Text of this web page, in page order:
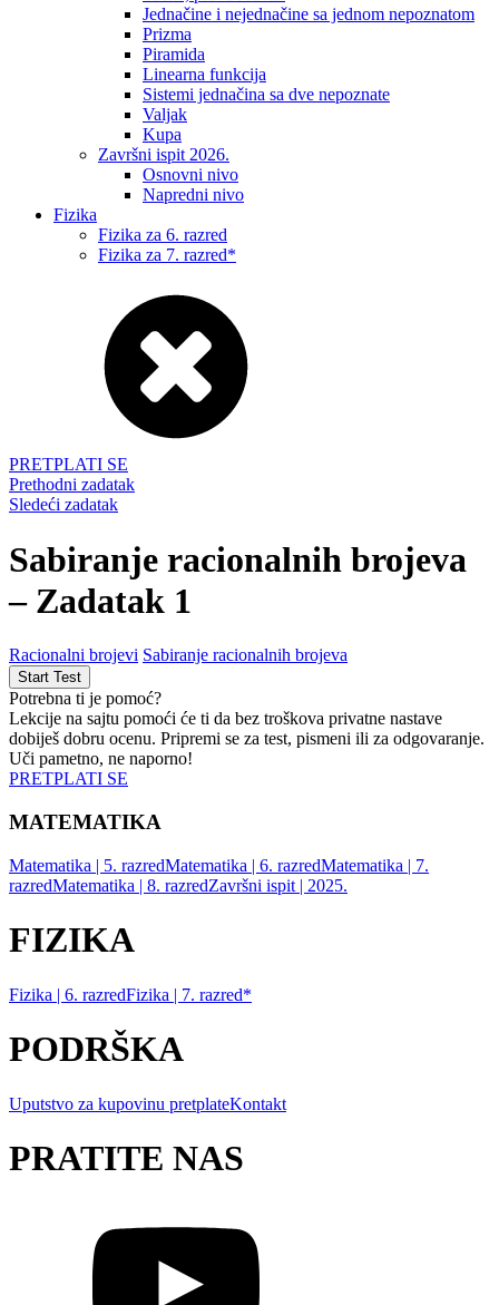
Jednačine i nejednačine sa jednom nepoznatom
Prizma
Piramida
Linearna funkcija
Sistemi jednačina sa dve nepoznate
Valjak
Kupa
Završni ispit 2026.
Osnovni nivo
Napredni nivo
Fizika
Fizika za 6. razred
Fizika za 7. razred*
PRETPLATI SE
Prethodni zadatak
Sledeći zadatak
Sabiranje racionalnih brojeva
– Zadatak 1
Racionalni brojevi Sabiranje racionalnih brojeva
Potrebna ti je pomoć?
Lekcije na sajtu pomoći će ti da bez troškova privatne nastave
dobiješ dobru ocenu. Pripremi se za test, pismeni ili za odgovaranje.
Uči pametno, ne naporno!
PRETPLATI SE
MATEMATIKA
Matematika | 5. razredMatematika | 6. razredMatematika | 7.
razredMatematika | 8. razredZavršni ispit | 2025.
FIZIKA
Fizika | 6. razredFizika | 7. razred*
PODRŠKA
Uputstvo za kupovinu pretplateKontakt
PRATITE NAS